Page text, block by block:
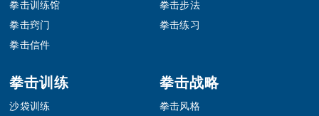
拳击训练馆
拳击窍门
拳击信件
拳击步法
拳击练习
拳击训练
沙袋训练
拳击战略
拳击风格